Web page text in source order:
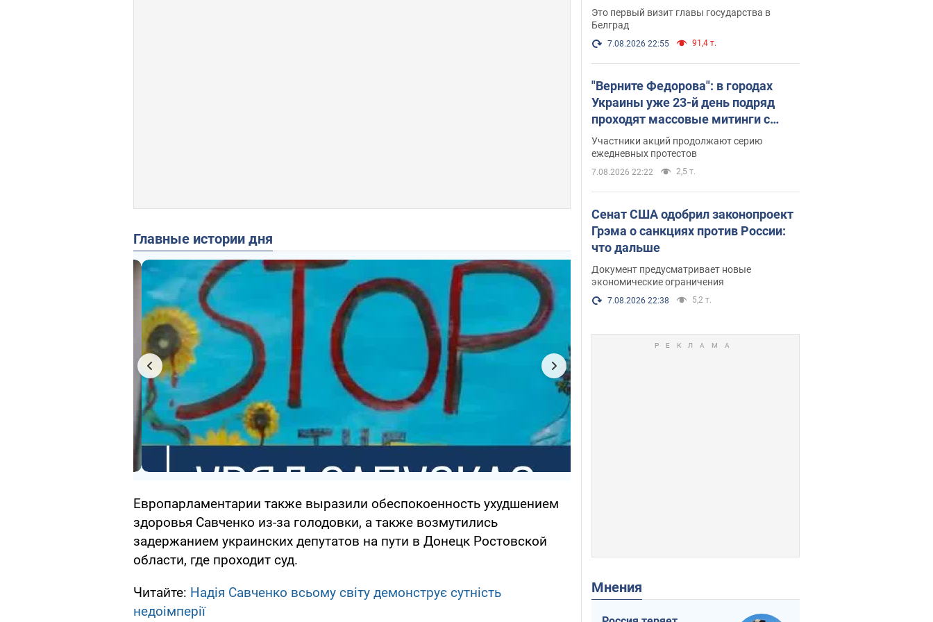
Главные истории дня
Европарламентарии также выразили обеспокоенность ухудшением
здоровья Савченко из-за голодовки, а также возмутились
задержанием украинских депутатов на пути в Донецк Ростовской
области, где проходит суд.
Читайте: Надія Савченко всьому світу демонструє сутність
недоімперії
Это первый визит главы государства в
Белград
7.08.2026 22:55 91,4 т.
"Верните Федорова": в городах
Украины уже 23-й день подряд
проходят массовые митинги с
плакатами. Фото и видео
Участники акций продолжают серию
ежедневных протестов
7.08.2026 22:22 2,5 т.
Сенат США одобрил законопроект
Грэма о санкциях против России:
что дальше
Документ предусматривает новые
экономические ограничения
7.08.2026 22:38 5,2 т.
Мнения